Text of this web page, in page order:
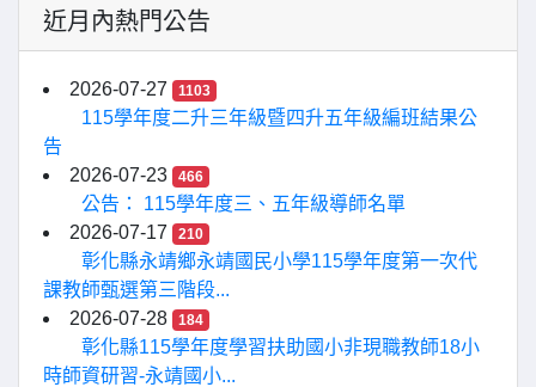
近月內熱門公告
2026-07-27 1103
115學年度二升三年級暨四升五年級編班結果公
告
2026-07-23
466
公告： 115學年度三、五年級導師名單
2026-07-17
210
彰化縣永靖鄉永靖國民小學115學年度第一次代
課教師甄選第三階段...
2026-07-28
184
彰化縣115學年度學習扶助國小非現職教師18小
時師資研習-永靖國小...